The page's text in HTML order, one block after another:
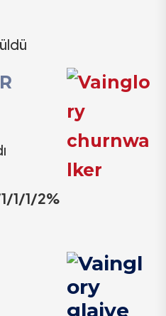
1/1/2%